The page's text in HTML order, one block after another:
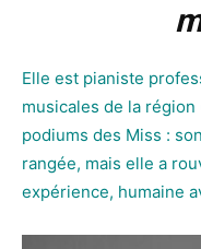
Elle est pianiste
musicales de la
podiums des Miss :
rangée, mais elle a
expérience, humaine